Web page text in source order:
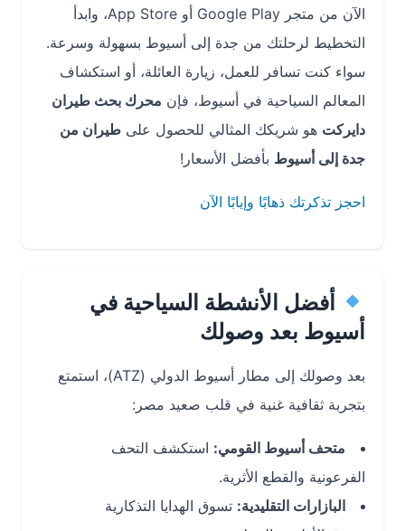
الآن من متجر Google Play أو App Store، وابدأ
التخطيط لرحلتك من جدة إلى أسيوط بسهولة وسرعة.
سواء كنت تسافر للعمل، زيارة العائلة، أو استكشاف
المعالم السياحية في أسيوط، فإنمحرك بحث طيران
دايركتهو شريكك المثالي للحصول علىطيران من
جدة إلى أسيوطبأفضل الأسعار!
احجز تذكرتك ذهابًا وإيابًا الآن
أفضل الأنشطة السياحية في
أسيوط بعد وصولك
بعد وصولك إلى مطار أسيوط الدولي (ATZ)، استمتع
بتجربة ثقافية غنية في قلب صعيد مصر:
متحف أسيوط القومي:استكشف التحف
الفرعونية والقطع الأثرية.
البازارات التقليدية:تسوق الهدايا التذكارية